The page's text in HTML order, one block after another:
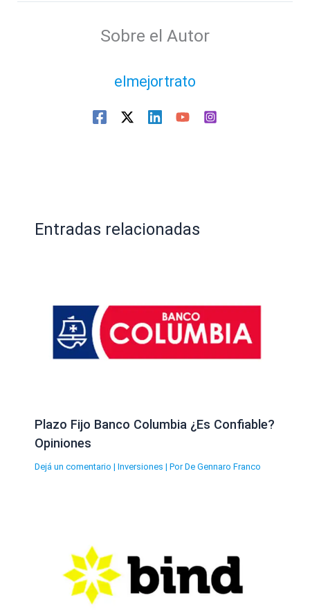
Sobre el Autor
elmejortrato
Entradas relacionadas
Plazo Fijo Banco Columbia ¿Es Confiable?
Opiniones
Dejá un comentario | Inversiones | Por De Gennaro Franco